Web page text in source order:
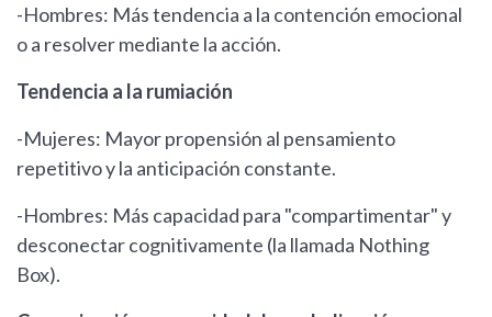
-Hombres: Más tendencia a la contención emocional
o a resolver mediante la acción.
Tendencia a la rumiación
-Mujeres: Mayor propensión al pensamiento
repetitivo y la anticipación constante.
-Hombres: Más capacidad para "compartimentar" y
desconectar cognitivamente (la llamada Nothing
Box).